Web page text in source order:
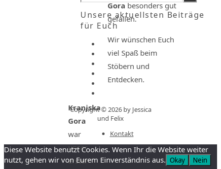
Gora besonders gut
gefallen.
Wir wünschen Euch
viel Spaß beim
Stöbern und
Entdecken.
Kranjska
Gora
war
unser
erster
Unsere aktuellsten Beiträge
für Euch
Copyright © 2026 by Jessica
und Felix
Kontakt
Diese Website benutzt Cookies. Wenn Ihr die Website weiter
nutzt, gehen wir von Eurem Einverständnis aus. Okay Nein